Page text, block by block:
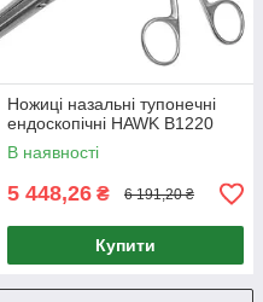
Ножиці назальні тупонечні
ендоскопічні HAWK В1220
В наявності
5 448,26 ₴ 6 191,20 ₴
Купити